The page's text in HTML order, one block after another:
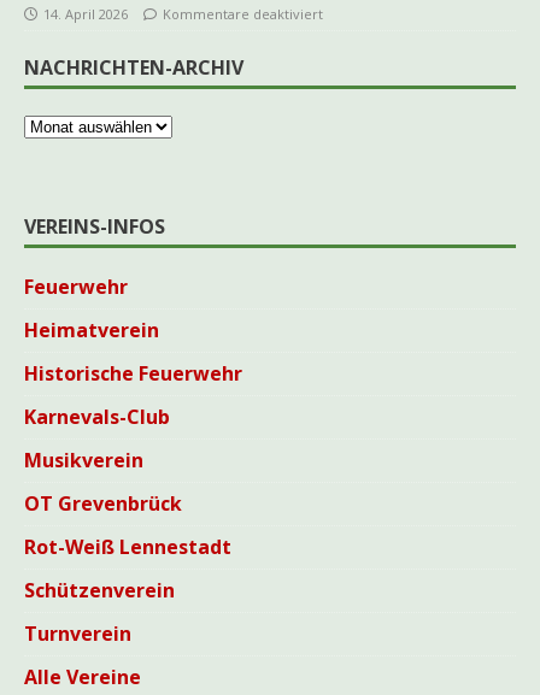
14. April 2026 Kommentare deaktiviert
NACHRICHTEN-ARCHIV
VEREINS-INFOS
Feuerwehr
Heimatverein
Historische Feuerwehr
Karnevals-Club
Musikverein
OT Grevenbrück
Rot-Weiß Lennestadt
Schützenverein
Turnverein
Alle Vereine